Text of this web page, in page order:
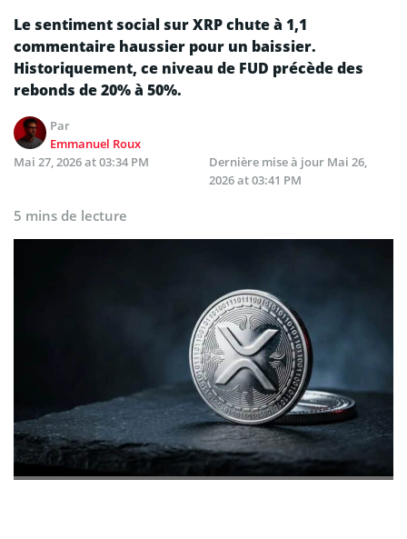
Le sentiment social sur XRP chute à 1,1
commentaire haussier pour un baissier.
Historiquement, ce niveau de FUD précède des
rebonds de 20% à 50%.
Par
Emmanuel Roux
Mai 27, 2026 at 03:34 PM
Dernière mise à jour Mai 26,
2026 at 03:41 PM
5 mins de lecture